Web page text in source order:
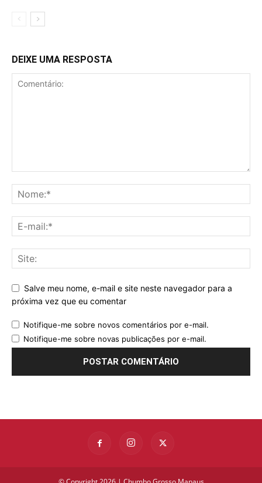
DEIXE UMA RESPOSTA
Salve meu nome, e-mail e site neste navegador para a
próxima vez que eu comentar
Notifique-me sobre novos comentários por e-mail.
Notifique-me sobre novas publicações por e-mail.